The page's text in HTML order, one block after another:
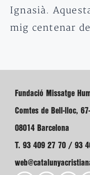
Ignasià.
mig centenar
Fundació Missatge
Comtes de Bell-lloc,
08014 Barcelona
T. 93 409 27 70 / 93